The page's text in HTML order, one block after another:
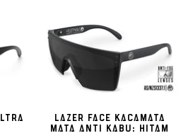
LAZER FACE KACAMATA
MATA ANTI KABU: HITAM